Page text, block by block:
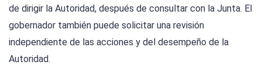
de dirigir la Autoridad, después de consultar con la Junta. El
gobernador también puede solicitar una revisión
independiente de las acciones y del desempeño de la
Autoridad.